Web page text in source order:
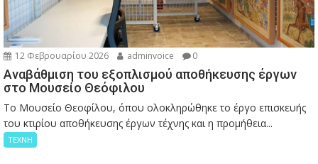
12 Φεβρουαρίου 2026 adminvoice 0
Αναβάθμιση του εξοπλισμού αποθήκευσης έργων
στο Μουσείο Θεόφιλου
Το Μουσείο Θεοφίλου, όπου ολοκληρώθηκε το έργο επισκευής
του κτιρίου αποθήκευσης έργων τέχνης και η προμήθεια...
ΤΕΧΝΗ